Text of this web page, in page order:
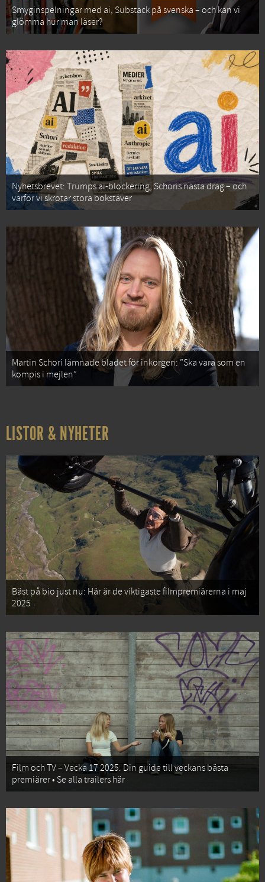
Smyginspelningar med ai, Substack på svenska – och kan vi
glömma hur man läser?
Nyhetsbrevet: Trumps ai-blockering, Schoris nästa drag – och
varför vi skrotar stora bokstäver
Martin Schori lämnade bladet för inkorgen: ”Ska vara som en
kompis i mejlen”
LISTOR & NYHETER
Bäst på bio just nu: Här är de viktigaste filmpremiärerna i maj
2025
Film och TV – Vecka 17 2025: Din guide till veckans bästa
premiärer • Se alla trailers här